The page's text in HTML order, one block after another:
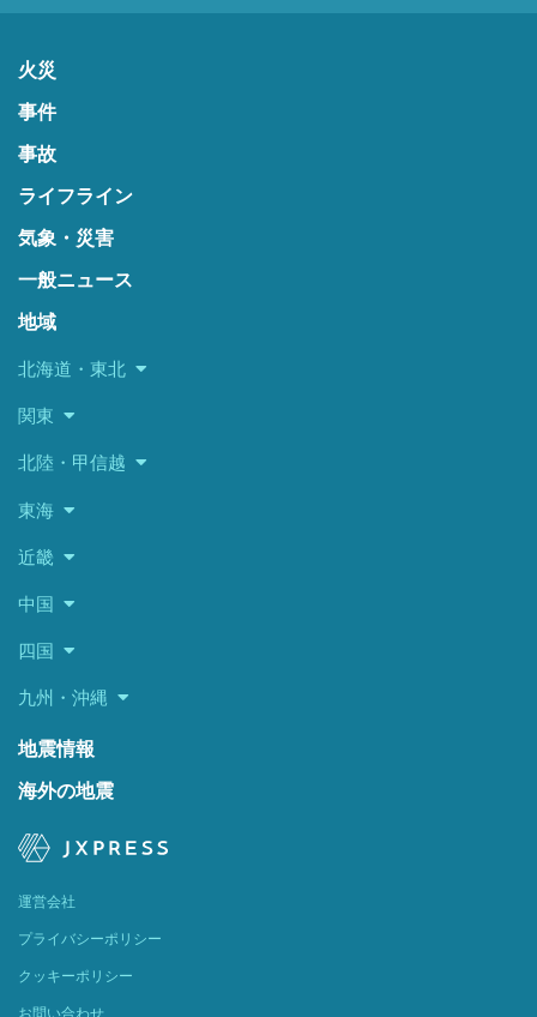
火災
事件
事故
ライフライン
気象・災害
一般ニュース
地域
北海道・東北
関東
北陸・甲信越
東海
近畿
中国
四国
九州・沖縄
地震情報
海外の地震
運営会社
プライバシーポリシー
クッキーポリシー
お問い合わせ